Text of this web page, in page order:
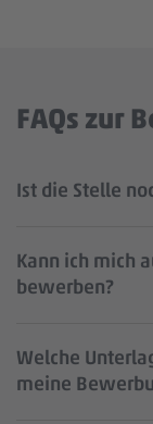
FAQs zur
Ist die Stelle
Kann ich mich
bewerben?
Welche
meine